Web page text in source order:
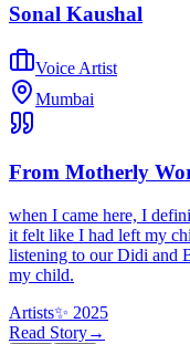
Sonal Kaushal
Voice Artist
Mumbai
From Motherly
when I came here, I
it felt like I had left my
listening to our Didi and
my child.
Artists✨ 2025
Read Story→